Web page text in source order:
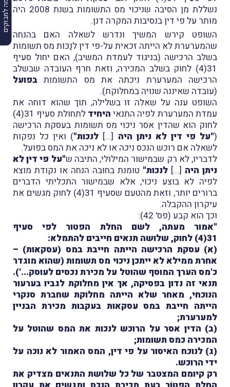
הרשמה למבזקים נשללת מן הסיבה שניכוי מס התשומות בשנת 2008 היה
מותר על פי דין בנסיבות המקרה דנן.
השופט קירש המשיך ונדרש לשאלה האם בהנחה
שהמערערת לא הייתה זכאית על-פי דין לנַכּוֹת מס תשומות
בשלב הרכישה (בניגוד לעמדת המשיב), האם יחול סעיף
31(4) לחוק בשלב המכירה, וזאת חרף העובדה שבשלב
הרכישה המערערת ניכתה את מס התשומות בפועל
(עובדה שאיננה שנויה במחלוקת).
השופט ענה על שאלה זו בשלילה, תוך שהוא דוחה את
עמדת המערערת לפיה התנאי היחיד לתחולת
סעיף 31(4)
לחוק הוא שהדין אסר ניכוי מס תשומות בעסקת הרכישה
("על פי דין לא ניתן היה [...] לנכות") ואין כל נפקות
לשאלה אם רוכש הנכס ניכה או לא ניכה את המס בפועל.
לדבריו, לא רק שבמישור המילולי, התיבה ש"על פי דין לא
ניתן היה [...] לנכות" טומנת בחוּבּה הנחה או נקודת מוצא
לפיה לא בוצע ניכוי, אלא שבמישור התכליתי הדברים
ברורים יותר, וזאת מהטעם שסעיף 31(4) לחוק מגשים את
עיקרון ההקבלה.
וכך הוא קבע (פס' 42):
"אמור מעתה, לשם החלת הפטור לפי סעיף
31(4) לחוק, שלושה תנאים חייבים להתמלא:
(א) עסקת הרכישה הייתה חייבת במס (עסקאות) –
אחרת ממילא לא ייתכן ניכוי מס תשומות (שהוא מוגדר
כ'מס הערך המוסף שהוטל על מכירת נכסים לעוסק...').
תנאי זה נדון בפסיקה, אך אין מחלוקת לגביו בערעור
הנוכחי, מאחר שלא הייתה מחלוקת שחברת סנקרי
הייתה חייבת במס עסקאות בעקבות מכירת הבניין
למערערת;
(ב) הדין אסר על הרוכש לנכות את המס שהוטל על
המכירה כמס תשומות;
(ג) לנוכח האיסור על פי דין, המס האמור לא נוכה על
ידי הרוכש.
רק קיומם המצטבר של כל שלושת התנאים מצדיק את